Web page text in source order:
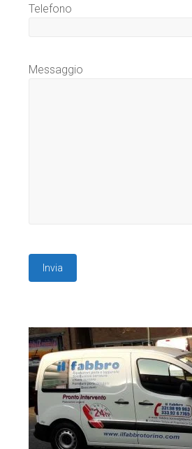
Telefono
Messaggio